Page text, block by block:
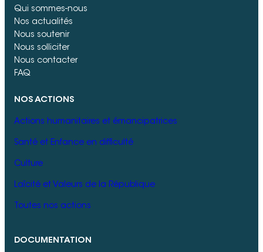
Réduire les inégalités touchant
particulièrement les femmes et les
jeunes filles ;
Favoriser la scolarisation des enfants en
réduisant les corvées d’eau.
Bénéficiaires
indirectement 700 personnes
Qui sommes-nous
Nos actualités
Nous soutenir
Nous solliciter
Nous contacter
FAQ
NOS ACTIONS
Actions humanitaires et émancipatrices
Santé et Enfance en difficulté
Culture
Laïcité et Valeurs de la République
Toutes nos actions
DOCUMENTATION